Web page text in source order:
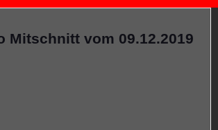
Mitschnitt vom 09.12.2019